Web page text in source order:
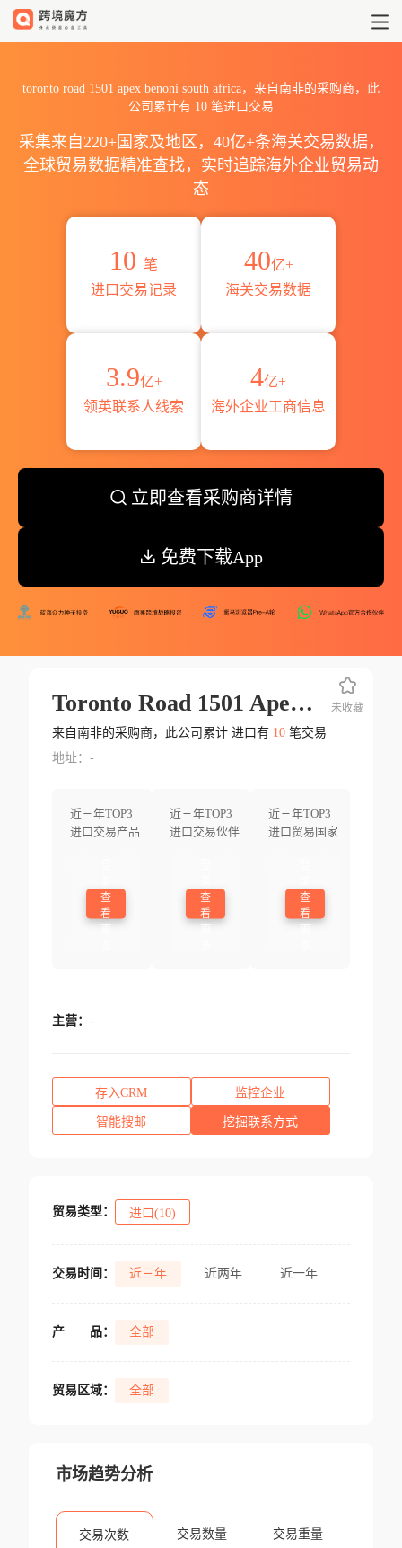
toronto road 1501 apex benoni south africa，来自南非的采购商，此
公司累计有 10 笔进口交易
采集来自220+国家及地区，40亿+条海关交易数据，
全球贸易数据精准查找，实时追踪海外企业贸易动
态
10 笔
进口交易记录
40亿+
海关交易数据
3.9亿+
领英联系人线索
4亿+
海外企业工商信息
立即查看采购商详情
免费下载App
Toronto Road 1501 Apex Benoni South Africa
来自南非的采购商，此公司累计 进口有 10笔交易
地址：-
近三年TOP3
进口交易产品
查
看
近三年TOP3
进口交易伙伴
查
看
近三年TOP3
进口贸易国家
查
看
未收藏
主营： -
存入CRM 监控企业
智能搜邮 挖掘联系方式
贸易类型： 进口(10)
交易时间： 近三年 近两年 近一年
产 品： 全部
贸易区域： 全部
市场趋势分析
交易次数 交易数量 交易重量